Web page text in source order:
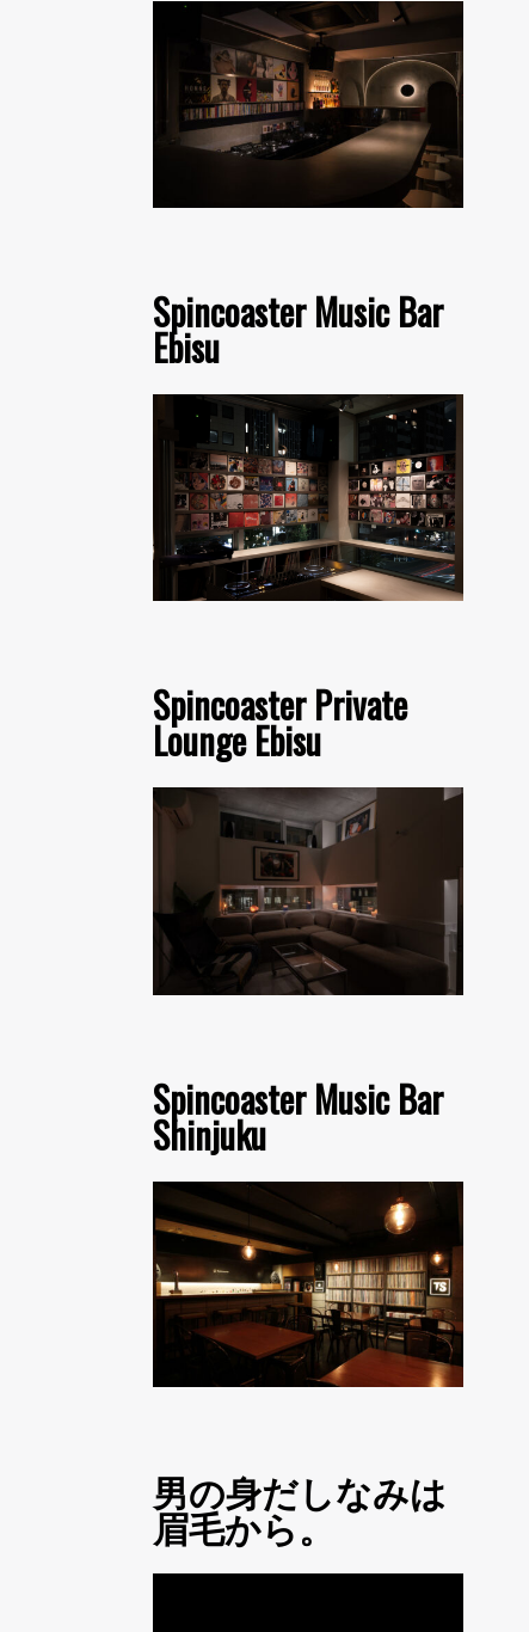
Spincoaster Music Bar
Ebisu
Spincoaster Private
Lounge Ebisu
Spincoaster Music Bar
Shinjuku
男の身だしなみは
眉毛から。